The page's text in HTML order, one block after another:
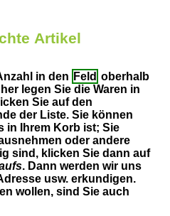
Artikel
in den Feld oberhalb
legen Sie die Waren in
Sie auf den
der Liste. Sie können
in Ihrem Korb ist; Sie
oder andere
sind, klicken Sie dann auf
. Dann werden wir uns
usw. erkundigen.
wollen, sind Sie auch